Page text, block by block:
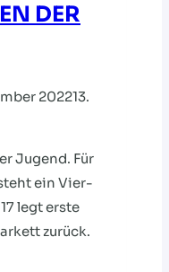
DER
202213.
Jugend. Für
ein Vier-
legt erste
zurück.